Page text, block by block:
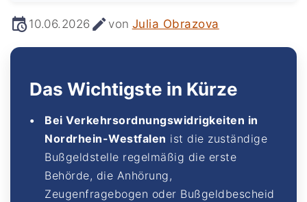
10.06.2026 von Julia Obrazova
Das Wichtigste in Kürze
Bei Verkehrsordnungswidrigkeiten in
Nordrhein-Westfalen ist die zuständige
Bußgeldstelle regelmäßig die erste
Behörde, die Anhörung,
Zeugenfragebogen oder Bußgeldbescheid